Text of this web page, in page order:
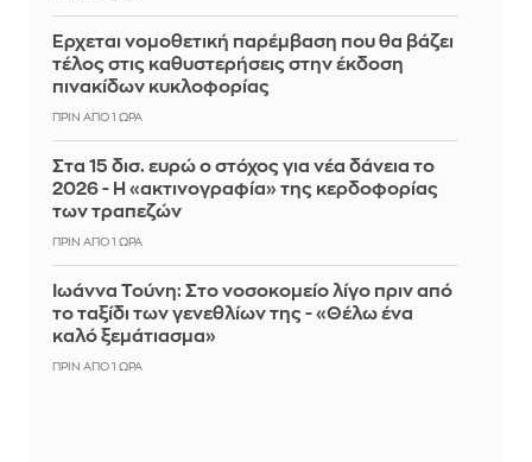
Έρχεται νομοθετική παρέμβαση που θα βάζει
τέλος στις καθυστερήσεις στην έκδοση
πινακίδων κυκλοφορίας
ΠΡΙΝ ΑΠΌ 1 ΏΡΑ
Στα 15 δισ. ευρώ ο στόχος για νέα δάνεια το
2026 - Η «ακτινογραφία» της κερδοφορίας
των τραπεζών
ΠΡΙΝ ΑΠΌ 1 ΏΡΑ
Ιωάννα Τούνη: Στο νοσοκομείο λίγο πριν από
το ταξίδι των γενεθλίων της - «Θέλω ένα
καλό ξεμάτιασμα»
ΠΡΙΝ ΑΠΌ 1 ΏΡΑ